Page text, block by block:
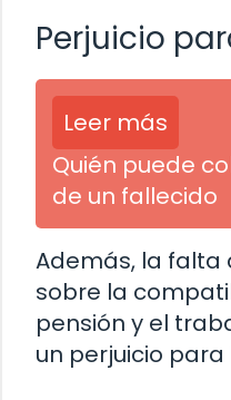
Perjuicio
Leer más
Quién puede
de un fallecido
Además, la falta
sobre la
pensión y el
un perjuicio